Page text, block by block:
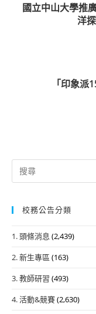
國立中山大學推
洋
「印象派
Search
for:
校務公告分類
1. 頭條消息 (2,439)
2. 新生專區 (163)
3. 教師研習 (493)
4. 活動&競賽(2,630)